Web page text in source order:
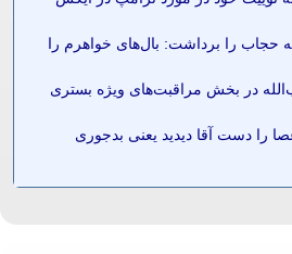
حجاب را برداشت: بال‌های خواهرم را
در بخش مراقبت‌های ویژه بستری
را دست آقا دیدید یعنی بدجوری